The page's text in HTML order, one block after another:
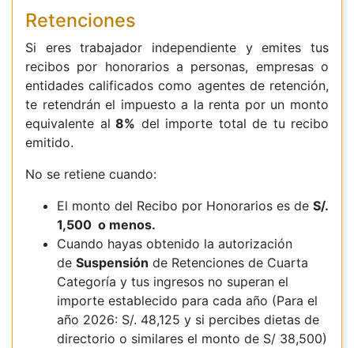
Retenciones
Si eres trabajador independiente y emites tus
recibos por honorarios a personas, empresas o
entidades calificados como agentes de retención,
te retendrán el impuesto a la renta por un monto
equivalente al 8% del importe total de tu recibo
emitido.
No se retiene cuando:
El monto del Recibo por Honorarios es de S/.
1,500 o menos.
Cuando hayas obtenido la autorización
de Suspensión de Retenciones de Cuarta
Categoría y tus ingresos no superan el
importe establecido para cada año (Para el
año 2026: S/. 48,125 y si percibes dietas de
directorio o similares el monto de S/ 38,500)